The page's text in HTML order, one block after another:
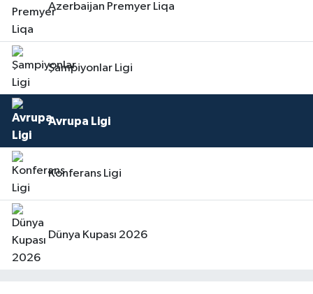
Azerbaijan Premyer Liqa
Şampiyonlar Ligi
Avrupa Ligi
Konferans Ligi
Dünya Kupası 2026